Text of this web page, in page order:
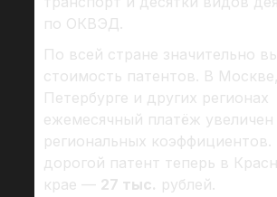
по ОКВЭД.
По всей стране значительно
стоимость патентов. В Москве,
Петербурге и других регионах
ежемесячный платёж увеличен
региональных коэффициентов.
дорогой патент теперь в
крае — 27 тыс. рублей.